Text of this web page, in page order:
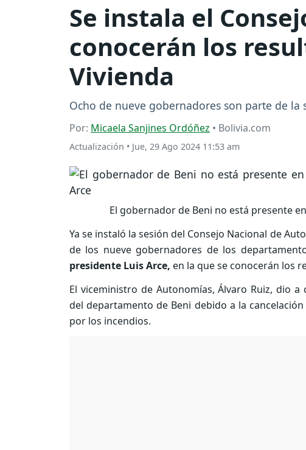
Se instala el
conocerán los
Vivienda
Ocho de nueve gobernadores son parte de
Por: Micaela Sanjines Ordóñez • Bolivia.com
Actualización • Jue, 29 Ago 2024 11:53 am
El gobernador de Beni no está presente
Ya se instaló la sesión del Consejo Nacional de
de los nueve gobernadores de los
presidente Luis Arce, en la que se conocerán los
El viceministro de Autonomías, Álvaro Ruiz, dio
del departamento de Beni debido a la
por los incendios.